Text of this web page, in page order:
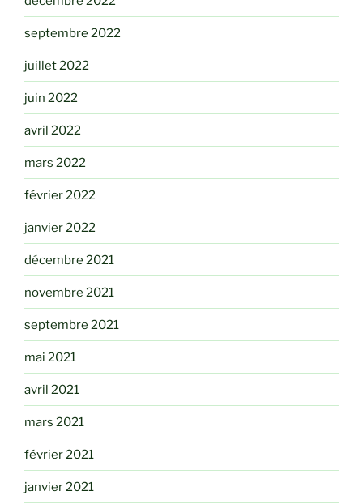
septembre 2022
juillet 2022
juin 2022
avril 2022
mars 2022
février 2022
janvier 2022
décembre 2021
novembre 2021
septembre 2021
mai 2021
avril 2021
mars 2021
février 2021
janvier 2021